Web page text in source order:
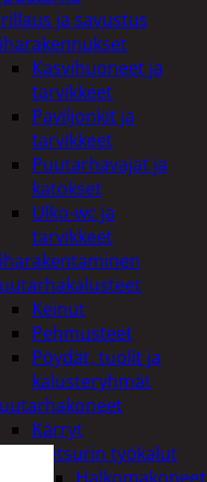
ja savustus
Kasvihuoneet ja
tarvikkeet
Paviljonkit ja
tarvikkeet
Puutarhavajat ja
katokset
Ulko-wc ja
tarvikkeet
Keinut
Pehmusteet
Pöydät, tuolit ja
kalusteryhmät
Kärryt
Metsurin työkalut